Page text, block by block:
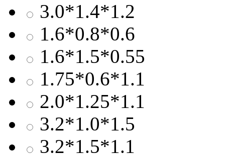
3.0*1.4*1.2
1.6*0.8*0.6
1.6*1.5*0.55
1.75*0.6*1.1
2.0*1.25*1.1
3.2*1.0*1.5
3.2*1.5*1.1